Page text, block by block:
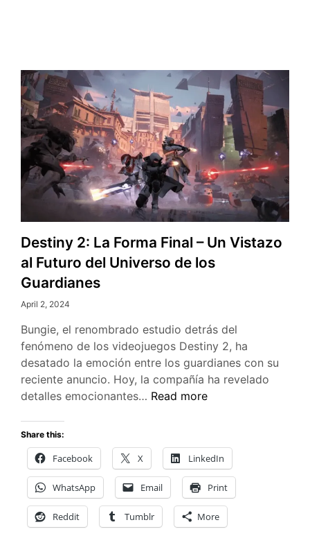
Destiny 2: La Forma Final – Un Vistazo
al Futuro del Universo de los
Guardianes
April 2, 2024
Bungie, el renombrado estudio detrás del
fenómeno de los videojuegos Destiny 2, ha
desatado la emoción entre los guardianes con su
reciente anuncio. Hoy, la compañía ha revelado
detalles emocionantes… Destiny
Forma
Final
–
Un
Vistazo
al
Read more
Share this:
Facebook X LinkedIn
WhatsApp Email Print
Reddit Tumblr More